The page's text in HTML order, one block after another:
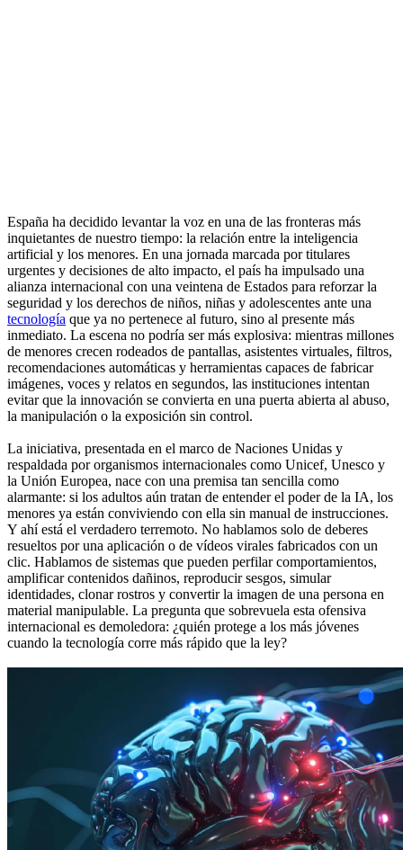
España ha decidido levantar la voz en una de las fronteras más
inquietantes de nuestro tiempo: la relación entre la inteligencia
artificial y los menores. En una jornada marcada por titulares
urgentes y decisiones de alto impacto, el país ha impulsado una
alianza internacional con una veintena de Estados para reforzar la
seguridad y los derechos de niños, niñas y adolescentes ante una
tecnología que ya no pertenece al futuro, sino al presente más
inmediato. La escena no podría ser más explosiva: mientras millones
de menores crecen rodeados de pantallas, asistentes virtuales, filtros,
recomendaciones automáticas y herramientas capaces de fabricar
imágenes, voces y relatos en segundos, las instituciones intentan
evitar que la innovación se convierta en una puerta abierta al abuso,
la manipulación o la exposición sin control.
La iniciativa, presentada en el marco de Naciones Unidas y
respaldada por organismos internacionales como Unicef, Unesco y
la Unión Europea, nace con una premisa tan sencilla como
alarmante: si los adultos aún tratan de entender el poder de la IA, los
menores ya están conviviendo con ella sin manual de instrucciones.
Y ahí está el verdadero terremoto. No hablamos solo de deberes
resueltos por una aplicación o de vídeos virales fabricados con un
clic. Hablamos de sistemas que pueden perfilar comportamientos,
amplificar contenidos dañinos, reproducir sesgos, simular
identidades, clonar rostros y convertir la imagen de una persona en
material manipulable. La pregunta que sobrevuela esta ofensiva
internacional es demoledora: ¿quién protege a los más jóvenes
cuando la tecnología corre más rápido que la ley?